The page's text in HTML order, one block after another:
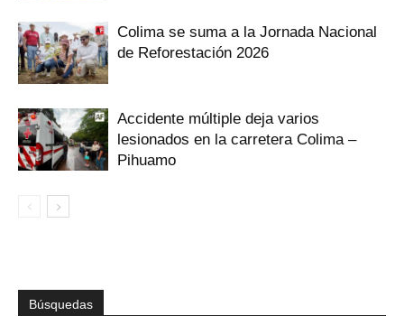
Colima se suma a la Jornada Nacional
de Reforestación 2026
Accidente múltiple deja varios
lesionados en la carretera Colima –
Pihuamo
Búsquedas